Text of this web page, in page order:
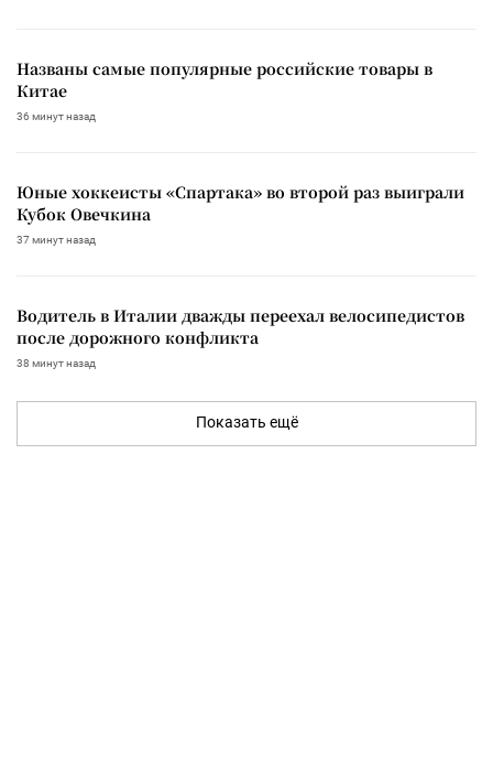
Названы самые популярные российские товары в
Китае
36 минут назад
Юные хоккеисты «Спартака» во второй раз выиграли
Кубок Овечкина
37 минут назад
Водитель в Италии дважды переехал велосипедистов
после дорожного конфликта
38 минут назад
Показать ещё